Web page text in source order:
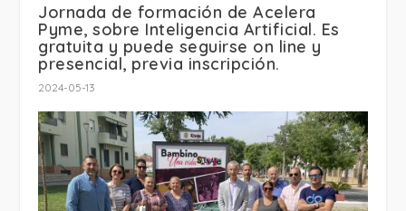
Jornada de formación de Acelera
Pyme, sobre Inteligencia Artificial. Es
gratuita y puede seguirse on line y
presencial, previa inscripción.
2024-05-13